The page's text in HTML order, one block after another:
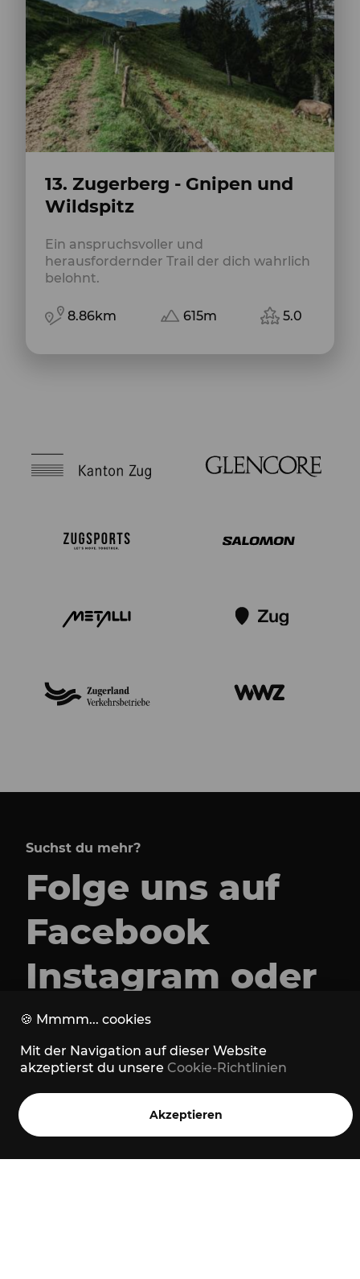
13. Zugerberg - Gnipen und
Wildspitz
Ein anspruchsvoller und
herausfordernder Trail der dich wahrlich
belohnt.
8.86km 615m 5.0
Suchst du mehr?
Folge uns auf
Facebook
Instagram oder
Strava
🍪 Mmmm... cookies
Mit der Navigation auf dieser Website
akzeptierst du unsere Cookie-Richtlinien
Akzeptieren
Home Stories Trails Menü